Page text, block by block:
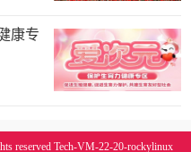
康专
reserved Tech-VM-22-20-rockylinux